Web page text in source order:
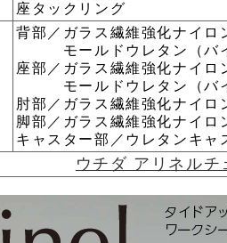
座タックリング
背部／ガラス繊維強化ナイロ
モールドウレタン（バイ
座部／ガラス繊維強化ナイロ
モールドウレタン（バイ
肘部／ガラス繊維強化ナイロ
脚部／ガラス繊維強化ナイロ
キャスター部／ウレタンキャ
ウチダ アリネルチ